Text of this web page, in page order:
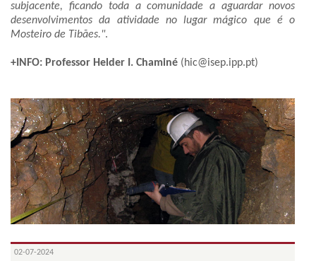
subjacente, ficando toda a comunidade a aguardar novos
desenvolvimentos da atividade no lugar mágico que é o
Mosteiro de Tibães.".
+INFO: Professor Helder I. Chaminé (hic@isep.ipp.pt)
02-07-2024